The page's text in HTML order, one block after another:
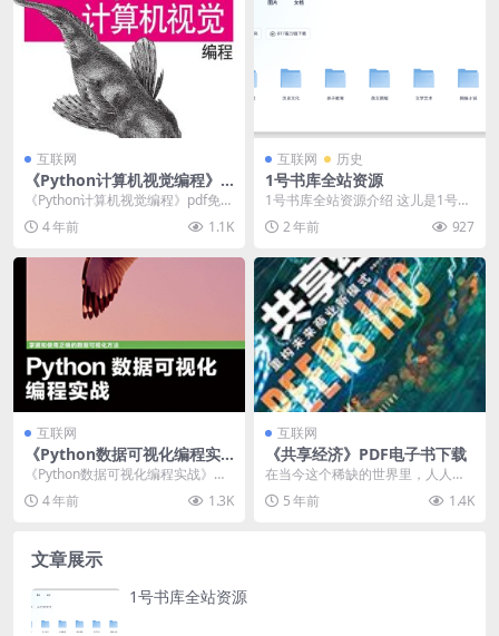
互联网
《Python计算机视觉编程》p
df免费下载
《Python计算机视觉编程》pdf免费
下载介绍 电子书：Python计算机视
觉...4 年前 1.1K
互联网 历史
1号书库全站资源
1号书库全站资源介绍 这儿是1号书
库，欢迎您来这儿免费下载电子
书！ 免责声明：电...
2 年前 927
互联网
《Python数据可视化编程实
战》免费pdf书籍下载
《Python数据可视化编程实战》免
费pdf书籍下载介绍 电子书：Pytho
n数...4 年前 1.3K
互联网
《共享经济》PDF电子书下载
在当今这个稀缺的世界里，人人共
享组织可以创造出富足。通过利用
已有的资源，如有形资...
5 年前 1.4K
文章展示
1号书库全站资源